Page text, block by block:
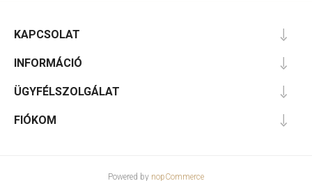
KAPCSOLAT
INFORMÁCIÓ
ÜGYFÉLSZOLGÁLAT
FIÓKOM
Powered by nopCommerce